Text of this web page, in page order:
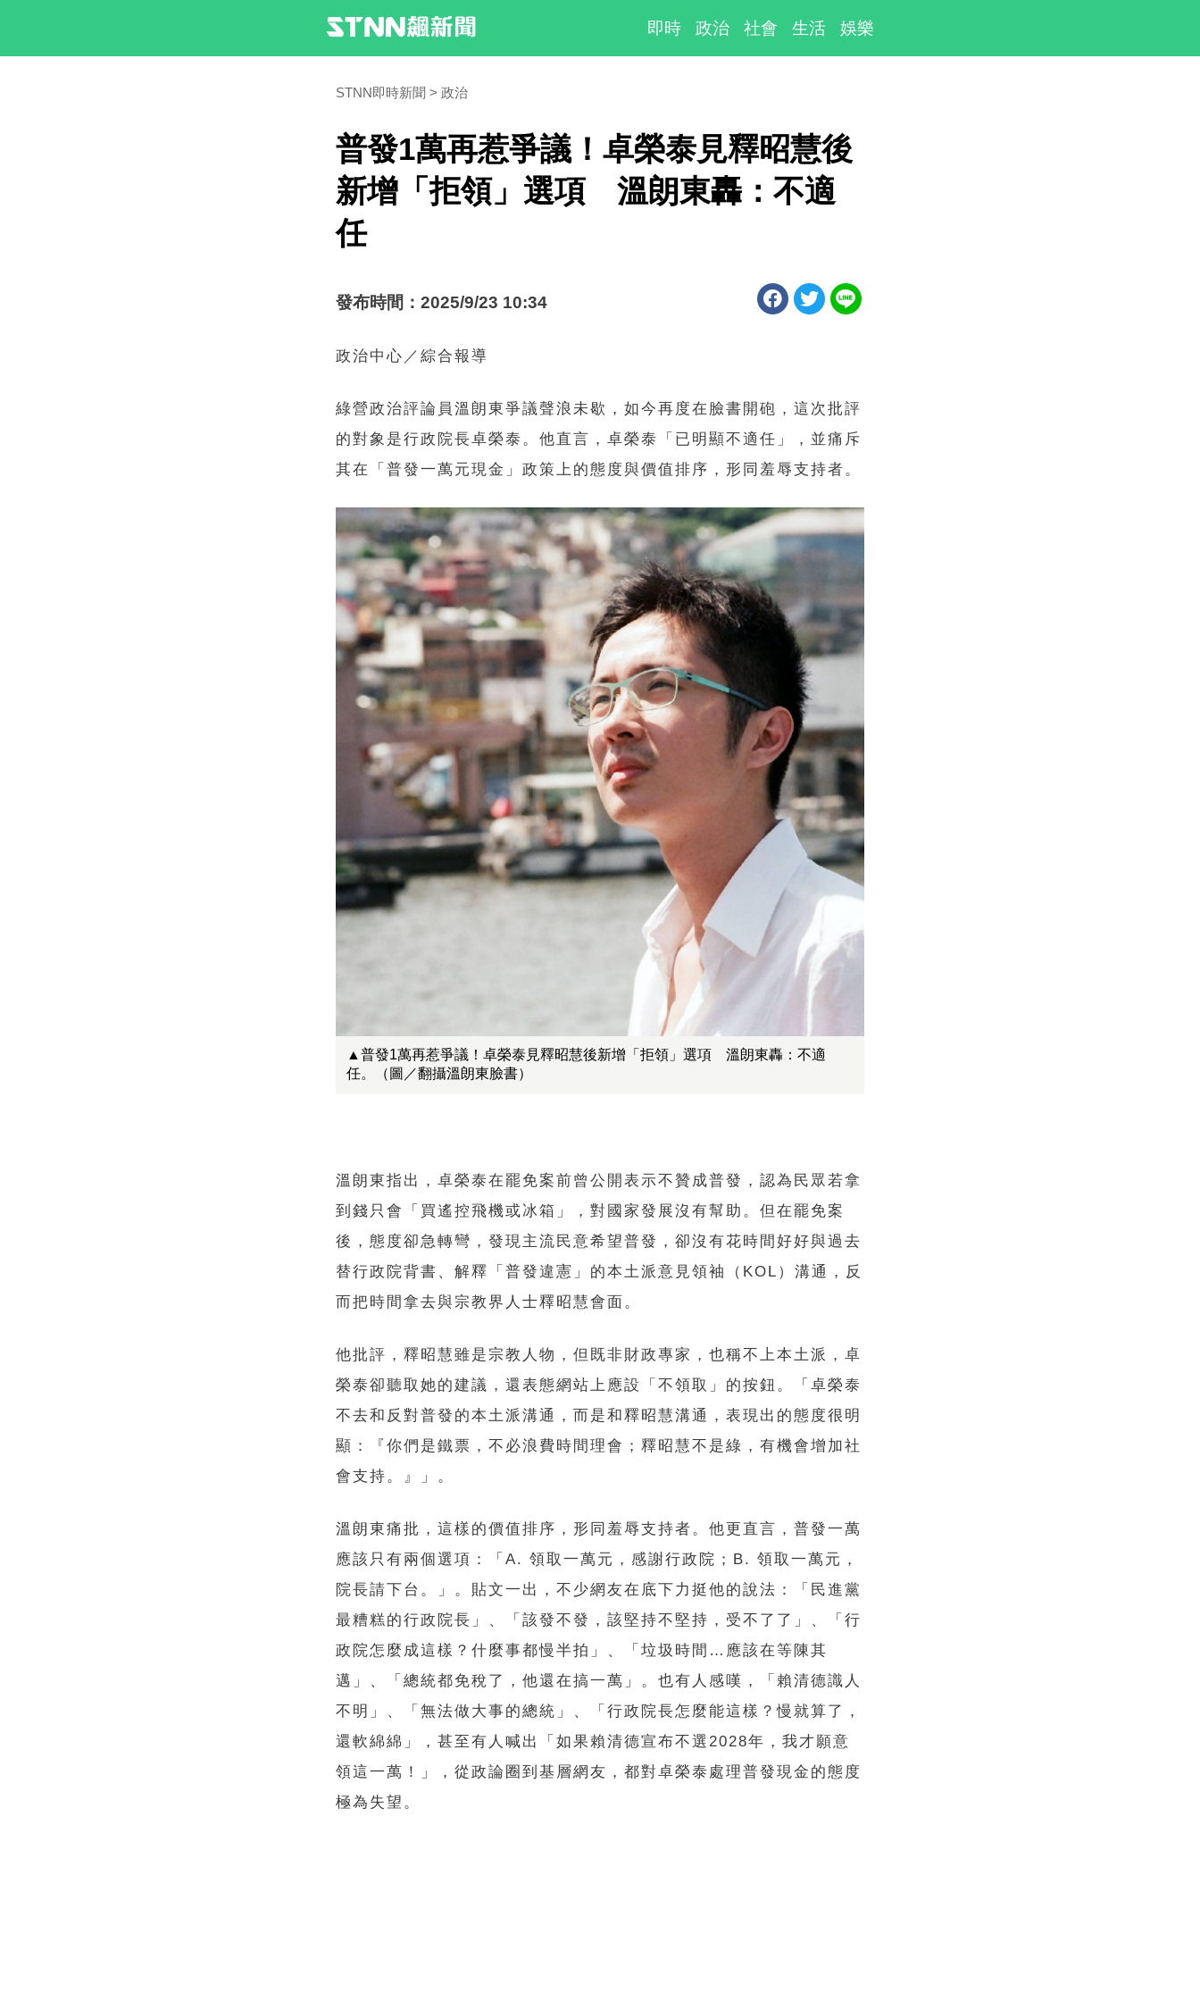
即時 政治 社會 生活 娛樂
STNN即時新聞 政治
普發1萬再惹爭議！卓榮泰見釋昭慧後
新增「拒領」選項 溫朗東轟：不適
任
發布時間：2025/9/23 10:34
政治中心／綜合報導
綠營政治評論員溫朗東爭議聲浪未歇，如今再度在臉書開砲，這次批評
的對象是行政院長卓榮泰。他直言，卓榮泰「已明顯不適任」，並痛斥
其在「普發一萬元現金」政策上的態度與價值排序，形同羞辱支持者。
▲普發1萬再惹爭議！卓榮泰見釋昭慧後新增「拒領」選項 溫朗東轟：不適
任。（圖／翻攝溫朗東臉書）
溫朗東指出，卓榮泰在罷免案前曾公開表示不贊成普發，認為民眾若拿
到錢只會「買遙控飛機或冰箱」，對國家發展沒有幫助。但在罷免案
後，態度卻急轉彎，發現主流民意希望普發，卻沒有花時間好好與過去
替行政院背書、解釋「普發違憲」的本土派意見領袖（KOL）溝通，反
而把時間拿去與宗教界人士釋昭慧會面。
他批評，釋昭慧雖是宗教人物，但既非財政專家，也稱不上本土派，卓
榮泰卻聽取她的建議，還表態網站上應設「不領取」的按鈕。「卓榮泰
不去和反對普發的本土派溝通，而是和釋昭慧溝通，表現出的態度很明
顯：『你們是鐵票，不必浪費時間理會；釋昭慧不是綠，有機會增加社
會支持。』」。
溫朗東痛批，這樣的價值排序，形同羞辱支持者。他更直言，普發一萬
應該只有兩個選項：「A. 領取一萬元，感謝行政院；B. 領取一萬元，
院長請下台。」。貼文一出，不少網友在底下力挺他的說法：「民進黨
最糟糕的行政院長」、「該發不發，該堅持不堅持，受不了了」、「行
政院怎麼成這樣？什麼事都慢半拍」、「垃圾時間…應該在等陳其
邁」、「總統都免稅了，他還在搞一萬」。也有人感嘆，「賴清德識人
不明」、「無法做大事的總統」、「行政院長怎麼能這樣？慢就算了，
還軟綿綿」，甚至有人喊出「如果賴清德宣布不選2028年，我才願意
領這一萬！」，從政論圈到基層網友，都對卓榮泰處理普發現金的態度
極為失望。